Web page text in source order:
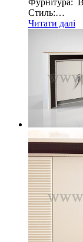
Стиль:…
Читати далі